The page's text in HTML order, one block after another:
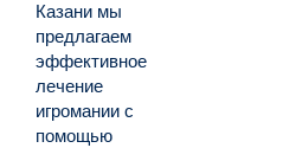
Казани мы
предлагаем
эффективное
лечение
игромании с
помощью